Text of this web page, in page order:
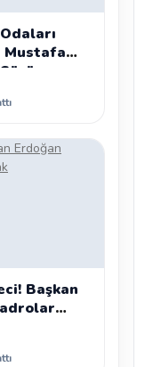
Mustafa
Başkan